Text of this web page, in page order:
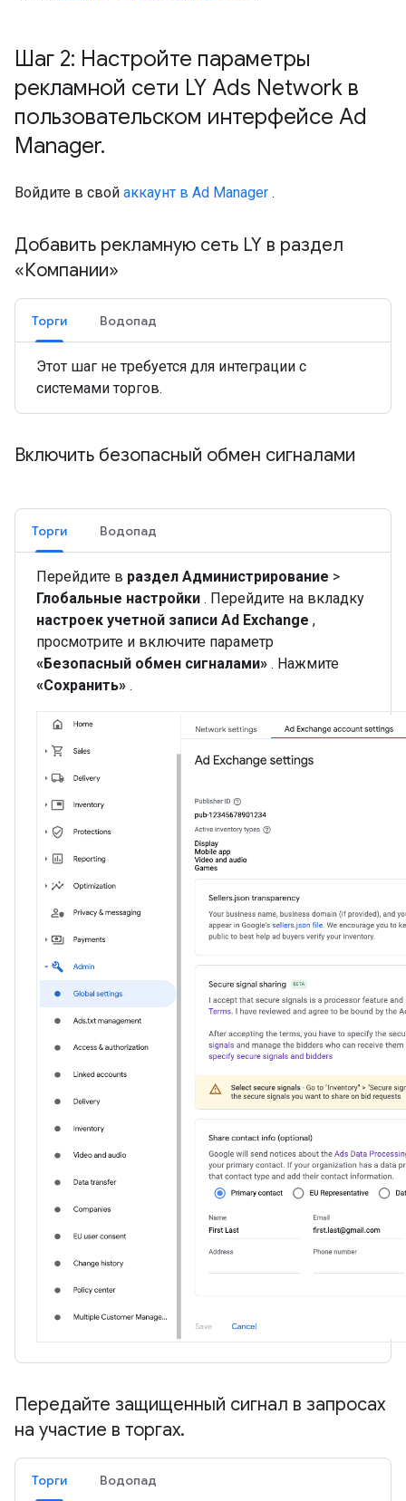
Шаг 2: Настройте параметры
рекламной сети LY Ads Network в
пользовательском интерфейсе Ad
Manager.
Войдите в свой аккаунт в Ad Manager .
Добавить рекламную сеть LY в раздел
«Компании»
Торги Водопад
Этот шаг не требуется для интеграции с
системами торгов.
Включить безопасный обмен сигналами
Торги Водопад
Перейдите в раздел Администрирование >
Глобальные настройки . Перейдите на вкладку
настроек учетной записи Ad Exchange ,
просмотрите и включите параметр
«Безопасный обмен сигналами» . Нажмите
«Сохранить» .
Передайте защищенный сигнал в запросах
на участие в торгах.
Торги Водопад